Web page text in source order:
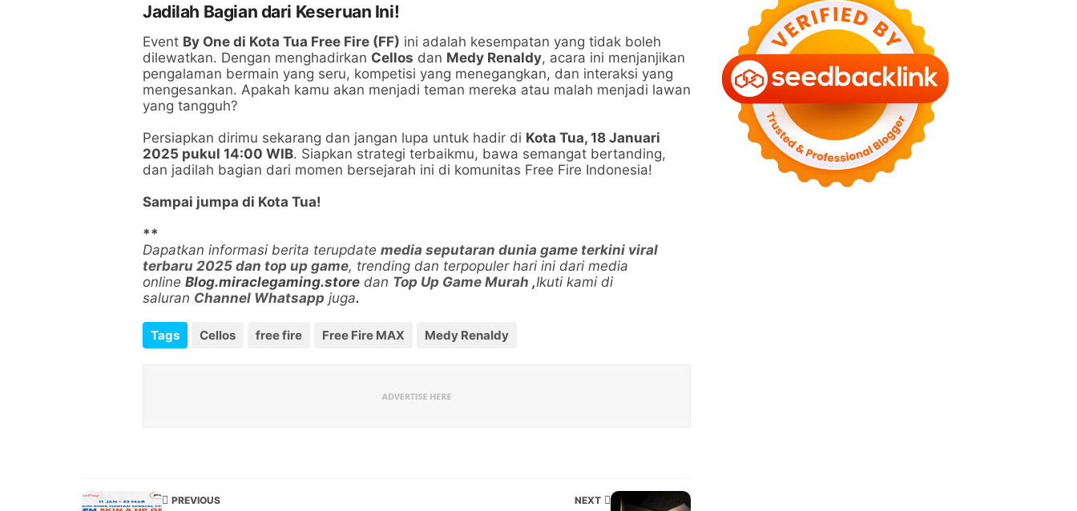
Jadilah Bagian dari Keseruan Ini!
Event By One di Kota Tua Free Fire (FF) ini adalah kesempatan yang tidak boleh
dilewatkan. Dengan menghadirkan Cellos dan Medy Renaldy, acara ini menjanjikan
pengalaman bermain yang seru, kompetisi yang menegangkan, dan interaksi yang
mengesankan. Apakah kamu akan menjadi teman mereka atau malah menjadi lawan
yang tangguh?
Persiapkan dirimu sekarang dan jangan lupa untuk hadir di Kota Tua, 18 Januari
2025 pukul 14:00 WIB. Siapkan strategi terbaikmu, bawa semangat bertanding,
dan jadilah bagian dari momen bersejarah ini di komunitas Free Fire Indonesia!
Sampai jumpa di Kota Tua!
**
Dapatkan informasi berita terupdate media seputaran dunia game terkini viral
terbaru 2025 dan top up game, trending dan terpopuler hari ini dari media
online Blog.miraclegaming.store dan Top Up Game Murah ,Ikuti kami di
saluran Channel Whatsapp juga.
Tags Cellos free fire Free Fire MAX Medy Renaldy
NEXT
PREVIOUS